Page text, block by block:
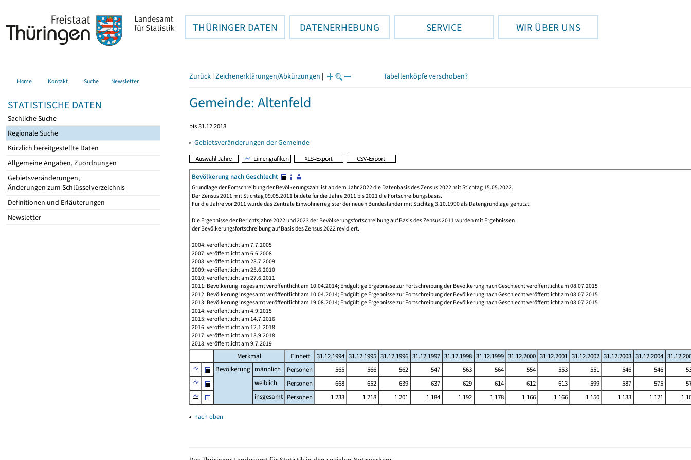
THÜRINGER DATEN DATENERHEBUNG SERVICE WIR ÜBER UNS
Home Kontakt Suche Newsletter
STATISTISCHE DATEN
Sachliche Suche
Regionale Suche
Kürzlich bereitgestellte Daten
Allgemeine Angaben, Zuordnungen
Gebietsveränderungen,
Änderungen zum Schlüsselverzeichnis
Definitionen und Erläuterungen
Newsletter
Zurück | Zeichenerklärungen/Abkürzungen | Tabellenköpfe verschoben?
Gemeinde: Altenfeld
bis 31.12.2018
▸ Gebietsveränderungen der Gemeinde
Bevölkerung nach Geschlecht
Grundlage der Fortschreibung der Bevölkerungszahl ist ab dem Jahr 2022 die Datenbasis des Zensus 2022 mit Stichtag 15.05.2022.
Der Zensus 2011 mit Stichtag 09.05.2011 bildete für die Jahre 2011 bis 2021 die Fortschreibungsbasis.
Für die Jahre vor 2011 wurde das Zentrale Einwohnerregister der neuen Bundesländer mit Stichtag 3.10.1990 als Datengrundlage genutzt.
Die Ergebnisse der Berichtsjahre 2022 und 2023 der Bevölkerungsfortschreibung auf Basis des Zensus 2011 wurden mit Ergebnissen
der Bevölkerungsfortschreibung auf Basis des Zensus 2022 revidiert.
2004: veröffentlicht am 7.7.2005
2007: veröffentlicht am 6.6.2008
2008: veröffentlicht am 23.7.2009
2009: veröffentlicht am 25.6.2010
2010: veröffentlicht am 27.6.2011
2011: Bevölkerung insgesamt veröffentlicht am 10.04.2014; Endgültige Ergebnisse zur Fortschreibung der Bevölkerung nach Geschlecht veröffentlicht am 08.07.2015
2012: Bevölkerung insgesamt veröffentlicht am 10.04.2014; Endgültige Ergebnisse zur Fortschreibung der Bevölkerung nach Geschlecht veröffentlicht am 08.07.2015
2013: Bevölkerung insgesamt veröffentlicht am 19.08.2014; Endgültige Ergebnisse zur Fortschreibung der Bevölkerung nach Geschlecht veröffentlicht am 08.07.2015
2014: veröffentlicht am 4.9.2015
2015: veröffentlicht am 14.7.2016
2016: veröffentlicht am 12.1.2018
2017: veröffentlicht am 13.9.2018
2018: veröffentlicht am 9.7.2019
Merkmal Einheit 31.12.1994 31.12.1995 31.12.1996 31.12.1997 31.12.1998 31.12.1999 31.12.2000 31.12.2001 31.12.2002 31.12.2003 31.12.2004
Bevölkerung männlich Personen 565 566 562 547 563 564 554 553 551 546 546
weiblich
Personen 668 652 639 637 629 614 612 613 599 587 575
insgesamt Personen 1 233 1 218 1 201 1 184 1 192 1 178 1 166 1 166 1 150 1 133 1 121 1
▴ nach oben